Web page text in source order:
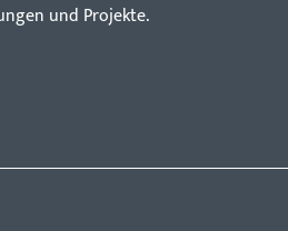
und Projekte.